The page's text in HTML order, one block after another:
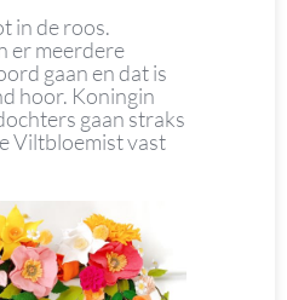
in de roos.
er meerdere
gaan en dat is
hoor. Koningin
gaan straks
Viltbloemist vast